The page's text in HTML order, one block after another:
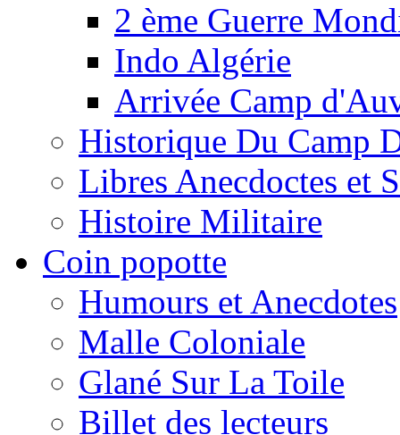
2 ème Guerre
Indo Algérie
Arrivée Camp
Historique Du Camp
Libres Anecdoctes et
Histoire Militaire
Coin popotte
Humours et Anecdotes
Malle Coloniale
Glané Sur La Toile
Billet des lecteurs